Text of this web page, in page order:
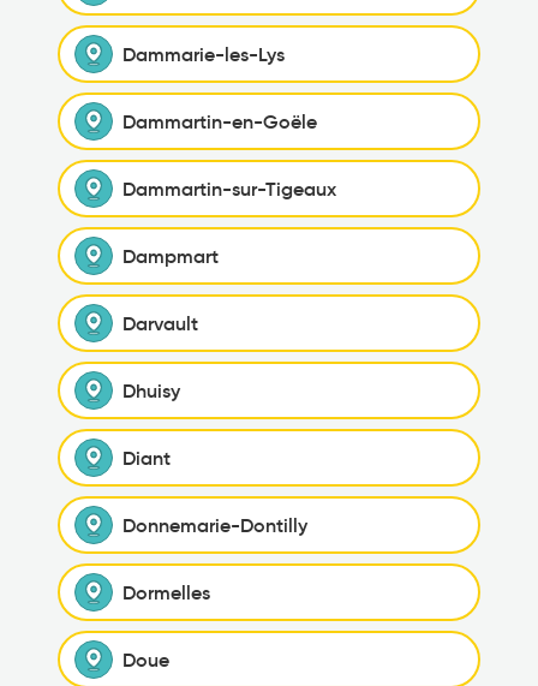
Dammarie-les-Lys
Dammartin-en-Goële
Dammartin-sur-Tigeaux
Dampmart
Darvault
Dhuisy
Diant
Donnemarie-Dontilly
Dormelles
Doue